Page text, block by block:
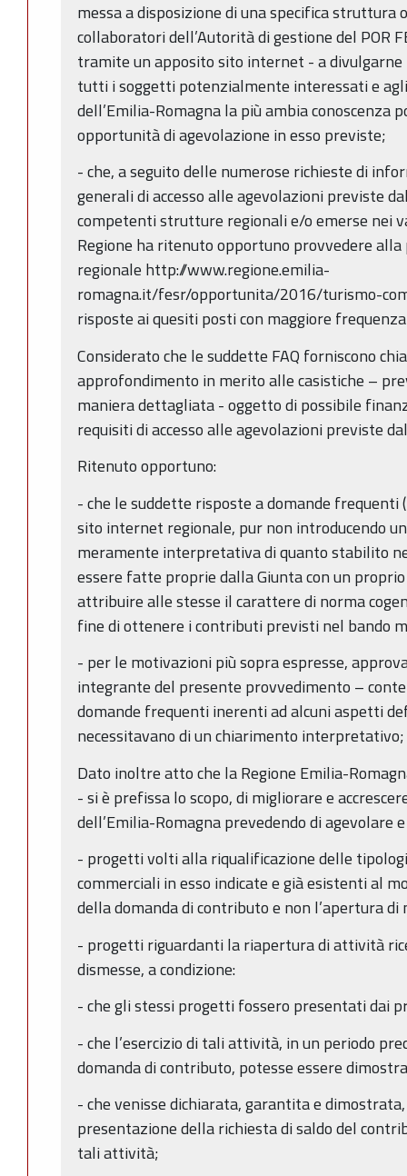
messa a disposizione di una specifica struttura
collaboratori dell’Autorità di gestione del POR
tramite un apposito sito internet - a
tutti i soggetti potenzialmente interessati e
dell’Emilia-Romagna la più ambia conoscenza
opportunità di agevolazione in esso previste;
- che, a seguito delle numerose richieste di
generali di accesso alle agevolazioni previste
competenti strutture regionali e/o emerse nei
Regione ha ritenuto opportuno provvedere
regionale http://www.regione.emilia-
romagna.it/fesr/opportunita/2016/turismo-
risposte ai quesiti posti con maggiore frequenza
Considerato che le suddette FAQ forniscono
approfondimento in merito alle casistiche –
maniera dettagliata - oggetto di possibile
requisiti di accesso alle agevolazioni previste
Ritenuto opportuno:
- che le suddette risposte a domande frequenti
sito internet regionale, pur non introducendo
meramente interpretativa di quanto stabilito
essere fatte proprie dalla Giunta con un
attribuire alle stesse il carattere di norma
fine di ottenere i contributi previsti nel bando
- per le motivazioni più sopra espresse,
integrante del presente provvedimento –
domande frequenti inerenti ad alcuni aspetti
necessitavano di un chiarimento interpretativo;
Dato inoltre atto che la Regione Emilia-
- si è prefissa lo scopo, di migliorare e
dell’Emilia-Romagna prevedendo di agevolare
- progetti volti alla riqualificazione delle
commerciali in esso indicate e già esistenti al
della domanda di contributo e non l’apertura
- progetti riguardanti la riapertura di attività
dismesse, a condizione:
- che gli stessi progetti fossero presentati dai
- che l’esercizio di tali attività, in un periodo
domanda di contributo, potesse essere
- che venisse dichiarata, garantita e
presentazione della richiesta di saldo del
tali attività;